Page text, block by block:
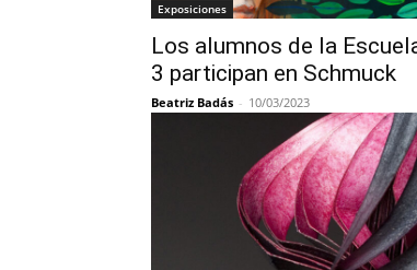
Exposiciones
Los alumnos de la
3 participan en Schmuck
Beatriz Badás - 10/03/2023